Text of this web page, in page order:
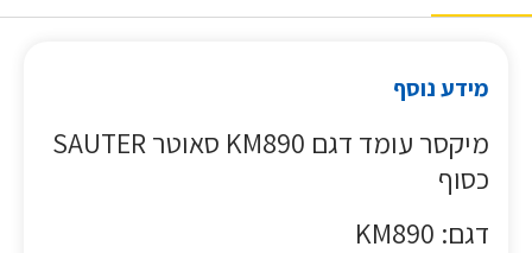
מידע נוסף
מיקסר עומד דגם KM890 סאוטר SAUTER
כסוף
דגם: KM890